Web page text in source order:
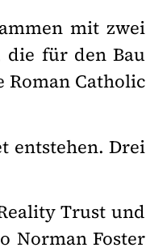
mit zwei
die für den Bau
Roman Catholic
entstehen. Drei
Trust und
Norman Foster